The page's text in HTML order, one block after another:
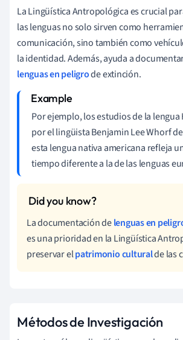
La Lingüística Antropológica es crucial
las lenguas no solo sirven como
comunicación, sino también como
la identidad. Además, ayuda a
lenguas en peligrode extinción.
Por ejemplo, los estudios de la
por el lingüista Benjamin Lee Whorf
esta lengua nativa americana refleja
tiempo diferente a la de las lenguas
La documentación delenguas en
es una prioridad en la Lingüística
preservar elpatrimonio culturalde las
Métodos de Investigación